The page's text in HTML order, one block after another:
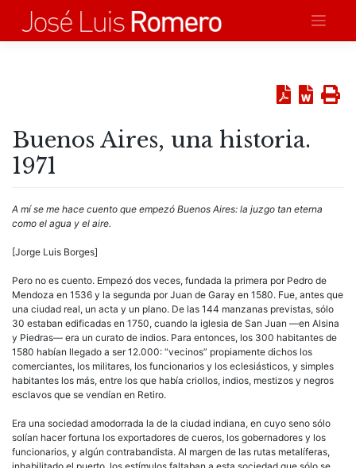
contenido
Buenos Aires, una historia.
1971
A mí se me hace cuento que empezó Buenos Aires: la juzgo tan eterna
como el agua y el aire.
[Jorge Luis Borges]
Pero no es cuento. Empezó dos veces, fundada la primera por Pedro de
Mendoza en 1536 y la segunda por Juan de Garay en 1580. Fue, antes que
una ciudad real, un acta y un plano. De las 144 manzanas previstas, sólo
30 estaban edificadas en 1750, cuando la iglesia de San Juan —en Alsina
y Piedras— era un curato de indios. Para entonces, los 300 habitantes de
1580 habían llegado a ser 12.000: “vecinos” propiamente dichos los
comerciantes, los militares, los funcionarios y los eclesiásticos, y simples
habitantes los más, entre los que había criollos, indios, mestizos y negros
esclavos que se vendían en Retiro.
Era una sociedad amodorrada la de la ciudad indiana, en cuyo seno sólo
solían hacer fortuna los exportadores de cueros, los gobernadores y los
funcionarios, y algún contrabandista. Al margen de las rutas metalíferas,